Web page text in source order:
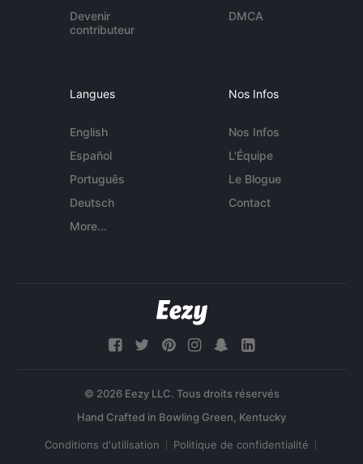
Devenir
contributeur
DMCA
Langues
English
Español
Português
Deutsch
More...
Nos Infos
Nos Infos
L'Équipe
Le Blogue
Contact
© 2026 Eezy LLC. Tous droits réservés
Conditions d'utilisation Politique de confidentialité